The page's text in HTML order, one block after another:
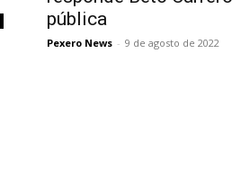
pública
Pexero News - 9 de agosto de 2022